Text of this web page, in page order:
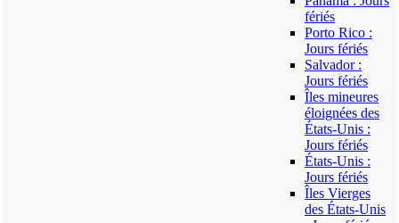
fériés
Porto Rico :
Jours fériés
Salvador :
Jours fériés
Îles mineures
éloignées des
États-Unis :
Jours fériés
États-Unis :
Jours fériés
Îles Vierges
des États-Unis